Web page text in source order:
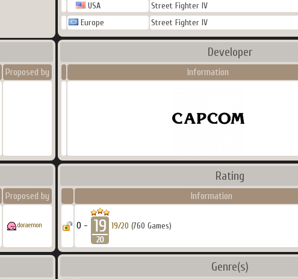
USA
Street Fighter IV
Europe
Street Fighter IV
Proposed by
Developer
Information
Proposed by
doraemon
Rating
Information
0 - 19/20 (760 Games)
Genre(s)